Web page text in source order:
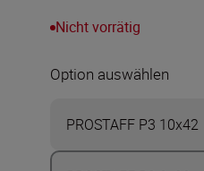
Nicht vorrätig
Option auswählen
PROSTAFF P3 10x42